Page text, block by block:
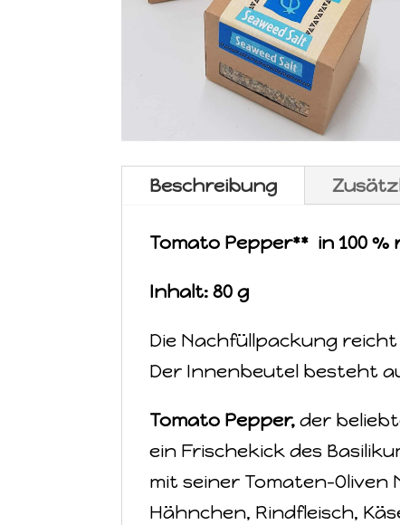
Beschreibung
Tomato Pepper** in 100
Inhalt: 80 g
Die Nachfüllpackung
Der Innenbeutel besteht
Tomato Pepper, der
ein Frischekick des
mit seiner Tomaten-Oliven
Hähnchen, Rindfleisch,